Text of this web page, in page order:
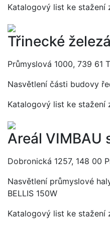
Katalogový list ke stažení
Třinecké
Průmyslová 1000, 739 61
Nasvětlení části budovy
Katalogový list ke stažení
Areál VIMBAU
Dobronická 1257, 148 00
Nasvětlení průmyslové
BELLIS 150W
Katalogový list ke stažení